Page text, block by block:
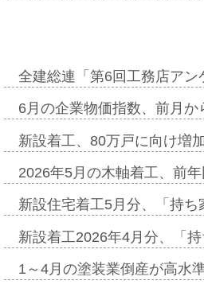
全建総連「第6回工務店ア
6月の企業物価指数、前月
新設着工、80万戸に向け増
2026年5月の木軸着工、前
新設住宅着工5月分、「持
新設着工2026年4月分、「
1～4月の塗装業倒産が高水